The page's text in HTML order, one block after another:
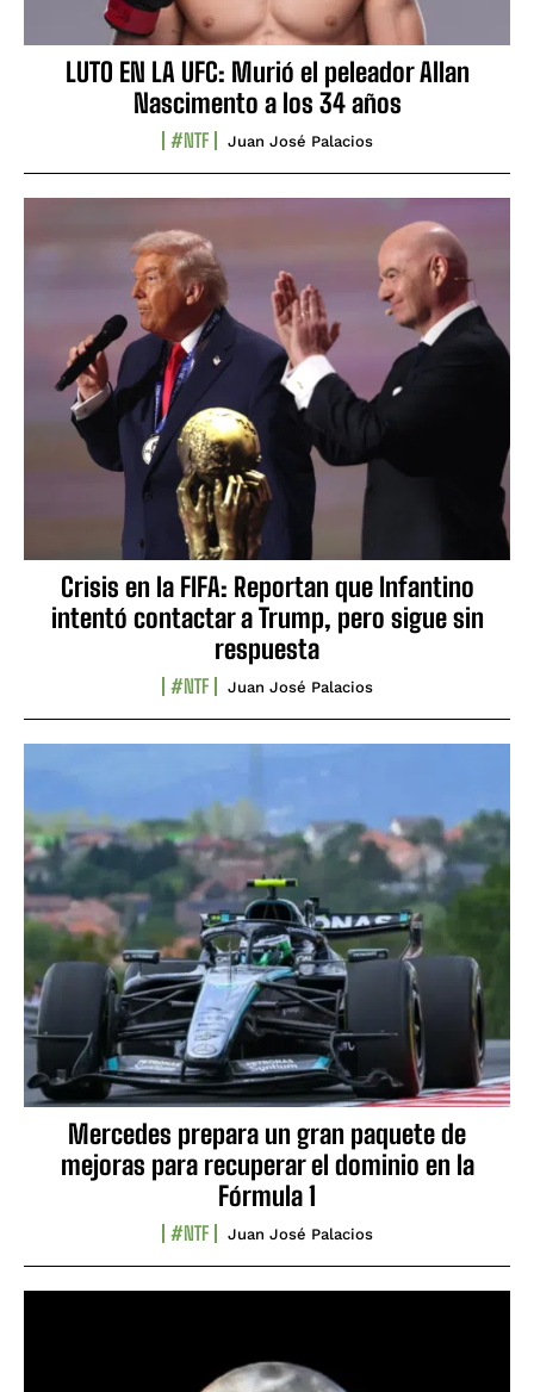
LUTO EN LA UFC: Murió el peleador Allan
Nascimento a los 34 años
#NTF Juan José Palacios
Crisis en la FIFA: Reportan que Infantino
intentó contactar a Trump, pero sigue sin
respuesta
#NTF Juan José Palacios
Mercedes prepara un gran paquete de
mejoras para recuperar el dominio en la
Fórmula 1
#NTF Juan José Palacios